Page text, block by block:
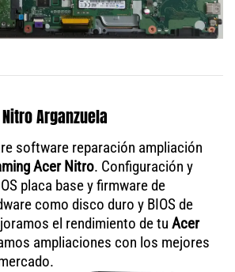
Arganzuela
software reparación ampliación
Acer Nitro. Configuración y
placa base y firmware de
como disco duro y BIOS de
el rendimiento de tu Acer
ampliaciones con los mejores